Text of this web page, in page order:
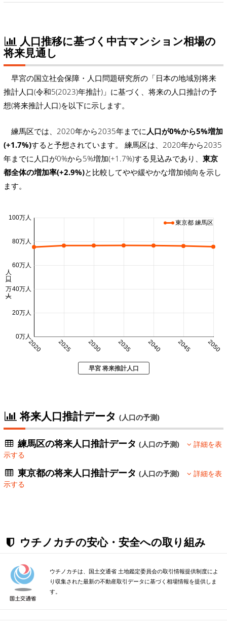
人口推移に基づく中古マンション相場の
将来見通し
早宮の国立社会保障・人口問題研究所の「日本の地域別将来
推計人口(令和5(2023)年推計)」に基づく、将来の人口推計の予
想(将来推計人口)を以下に示します。
練馬区では、2020年から2035年までに 人口が0%から5%増加
(+1.7%)すると予想されています。 練馬区は、2020年から2035
年までに人口が0%から5%増加(+1.7%)する見込みであり、 東京
都全体の増加率(+2.9%)と比較してやや緩やかな増加傾向を示し
ます。
2020 2025 2030 2035 2040 2045 2050
0万人
20万人
40万人
60万人
80万人
100万人
人口 (万人)
東京都 練馬区
早宮 将来推計人口
将来人口推計データ (人口の予測)
練馬区の将来人口推計データ(人口の予測)
詳細を表
示する
東京都の将来人口推計データ(人口の予測)
詳細を表
示する
ウチノカチの安心・安全への取り組み
ウチノカチは、国土交通省 土地鑑定委員会の取引情報提供制度によ
り収集された最新の不動産取引データに基づく相場情報を提供しま
す。